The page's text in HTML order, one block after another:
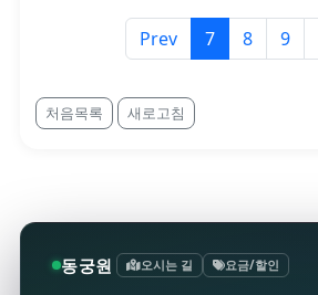
Prev 7 8 9
처음목록 새로고침
동궁원 오시는 길 요금/할인